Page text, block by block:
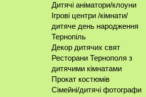
Дитячі аніматори/клоуни
Ігрові центри /кімнати/
дитяче день народження
Тернопіль
Декор дитячих свят
Ресторани Тернополя з
дитячими кімнатами
Прокат костюмів
Сімейні/дитячі фотографи